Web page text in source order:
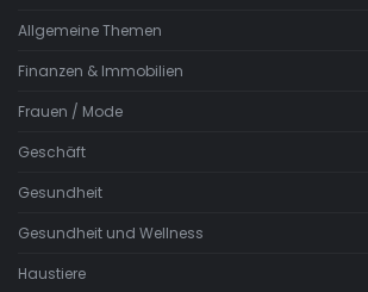
Allgemeine Themen
Finanzen & Immobilien
Frauen / Mode
Geschäft
Gesundheit
Gesundheit und Wellness
Haustiere